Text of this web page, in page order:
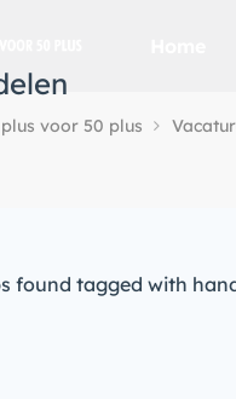
voor 50 plus
found tagged with